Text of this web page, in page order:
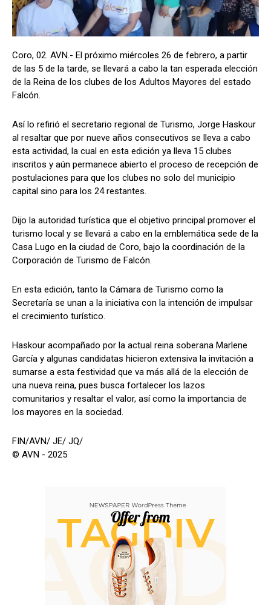
Coro, 02. AVN.- El próximo miércoles 26 de febrero, a partir
de las 5 de la tarde, se llevará a cabo la tan esperada elección
de la Reina de los clubes de los Adultos Mayores del estado
Falcón.
Así lo refirió el secretario regional de Turismo, Jorge Haskour
al resaltar que por nueve años consecutivos se lleva a cabo
esta actividad, la cual en esta edición ya lleva 15 clubes
inscritos y aún permanece abierto el proceso de recepción de
postulaciones para que los clubes no solo del municipio
capital sino para los 24 restantes.
Dijo la autoridad turística que el objetivo principal promover el
turismo local y se llevará a cabo en la emblemática sede de la
Casa Lugo en la ciudad de Coro, bajo la coordinación de la
Corporación de Turismo de Falcón.
En esta edición, tanto la Cámara de Turismo como la
Secretaría se unan a la iniciativa con la intención de impulsar
el crecimiento turístico.
Haskour acompañado por la actual reina soberana Marlene
García y algunas candidatas hicieron extensiva la invitación a
sumarse a esta festividad que va más allá de la elección de
una nueva reina, pues busca fortalecer los lazos
comunitarios y resaltar el valor, así como la importancia de
los mayores en la sociedad.
FIN/AVN/ JE/ JQ/
© AVN - 2025